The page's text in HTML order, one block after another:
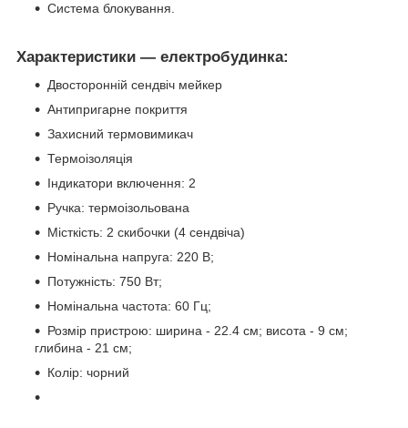
Система блокування.
Характеристики — електробудинка:
Двосторонній сендвіч мейкер
Антипригарне покриття
Захисний термовимикач
Термоізоляція
Індикатори включення: 2
Ручка: термоізольована
Місткість: 2 скибочки (4 сендвіча)
Номінальна напруга: 220 В;
Потужність: 750 Вт;
Номінальна частота: 60 Гц;
Розмір пристрою: ширина - 22.4 см; висота - 9 см;
глибина - 21 см;
Колір: чорний